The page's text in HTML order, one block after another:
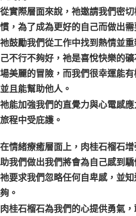
從實際層面來說，祂邀請我們密
慣，為了成為更好的自己而做出需
祂鼓勵我們從工作中找到熱情並
己不行不夠好，祂是喜悅快樂的
場美麗的冒險，而我們很幸運能有
並且能幫助他人。
祂能加強我們的直覺力與心電感
旅程中受庇護。
在情緒療癒層面上，肉桂石榴石
助我們做出我們將會為自己感到驕
祂要求我們忽略任何自卑感，並
夠。
肉桂石榴石為我們的心提供勇氣